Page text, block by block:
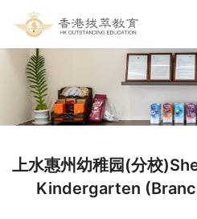
上水惠州幼稚园(分校
Kindergarten